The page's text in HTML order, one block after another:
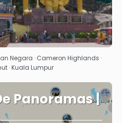
SehenNegara · Cameron Highlands ·
· Kuala Lumpur
Panoramas |